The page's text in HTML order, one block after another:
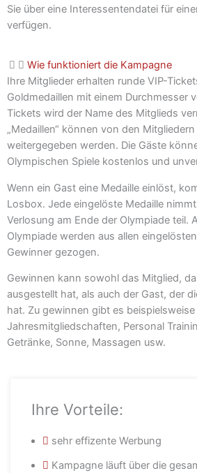
Sie über eine Interessentendatei für
verfügen.
Wie funktioniert die Kampagne
Ihre Mitglieder erhalten runde VIP-
Goldmedaillen mit einem Durchmesser
Tickets wird der Name des Mitglieds
„Medaillen“ können von den
weitergegeben werden. Die Gäste
Olympischen Spiele kostenlos und
Wenn ein Gast eine Medaille einlöst,
Losbox. Jede eingelöste Medaille
Verlosung am Ende der Olympiade teil.
Olympiade werden aus allen
Gewinner gezogen.
Gewinnen kann sowohl das Mitglied,
ausgestellt hat, als auch der Gast, der
hat. Zu gewinnen gibt es beispielsweise
Jahresmitgliedschaften, Personal
Getränke, Sonne, Massagen usw.
Ihre Vorteile:
sehr effizente Werbung
Kampagne läuft über die